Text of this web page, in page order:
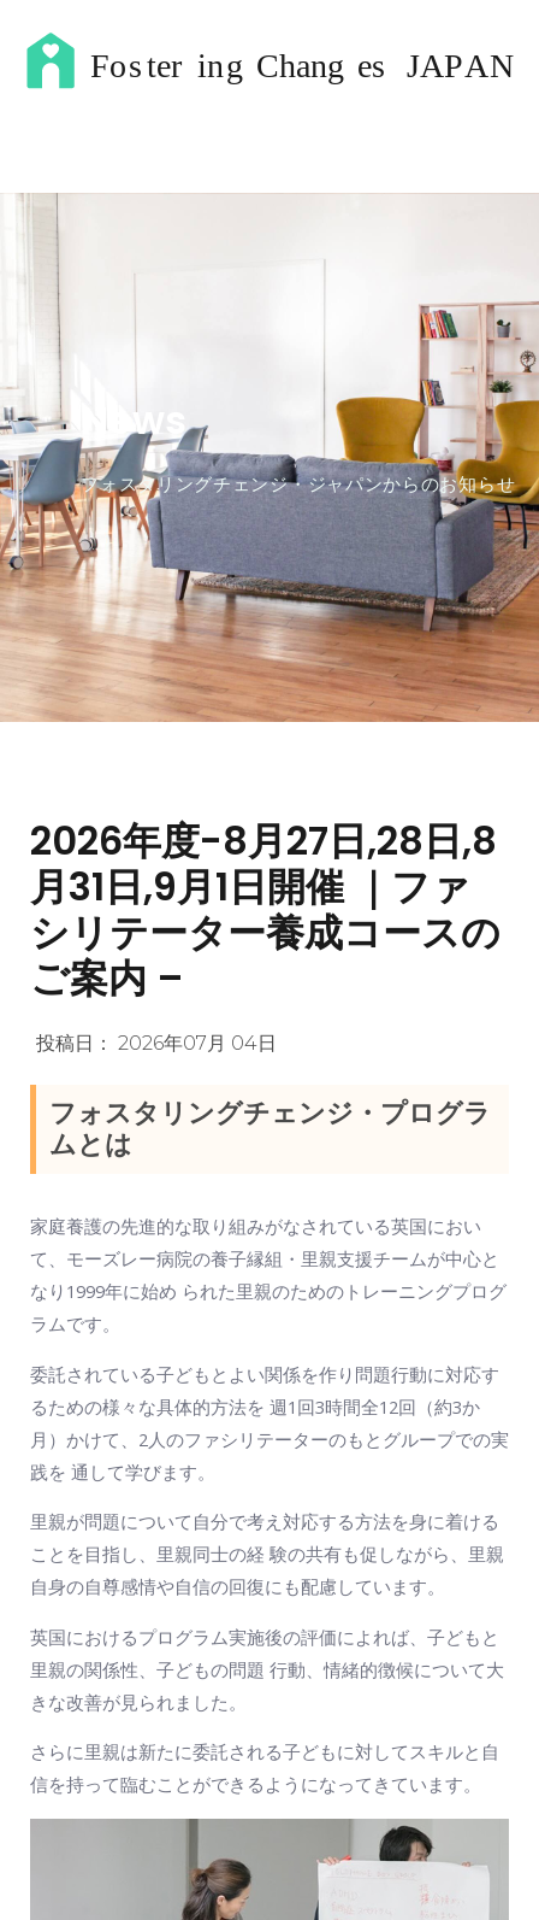
News
フォスタリングチェンジ・ジャパンからのお知らせ
2026年度-8月27日,28日,8
月31日,9月1日開催 ｜ファ
シリテーター養成コースの
ご案内 –
投稿日： 2026年07月 04日
フォスタリングチェンジ・プログラ
ムとは
家庭養護の先進的な取り組みがなされている英国におい
て、モーズレー病院の養子縁組・里親支援チームが中心と
なり1999年に始め られた里親のためのトレーニングプログ
ラムです。
委託されている子どもとよい関係を作り問題行動に対応す
るための様々な具体的方法を 週1回3時間全12回（約3か
月）かけて、2人のファシリテーターのもとグループでの実
践を 通して学びます。
里親が問題について自分で考え対応する方法を身に着ける
ことを目指し、里親同士の経 験の共有も促しながら、里親
自身の自尊感情や自信の回復にも配慮しています。
英国におけるプログラム実施後の評価によれば、子どもと
里親の関係性、子どもの問題 行動、情緒的徴候について大
きな改善が見られました。
さらに里親は新たに委託される子どもに対してスキルと自
信を持って臨むことができるようになってきています。